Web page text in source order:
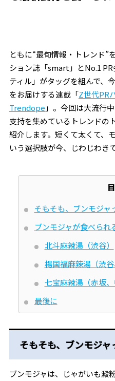
ともに“最旬情報・トレンド”
ション誌「smart」とNo.1
ティル」がタッグを組んで、
をお届けする連載「Z世代PR
Trendope 」。今回は大流行
支持を集めているトレンドの
紹介します。短くて太くて、
いう選択肢が今、じわじわき
そもそも、ブンモジャ
ブンモジャが食べら
北斗麻辣湯（渋谷）
楊国福麻辣湯（渋
七宝麻辣湯（赤坂
最後に
そもそも、ブンモジャ
ブンモジャは、じゃがいも澱